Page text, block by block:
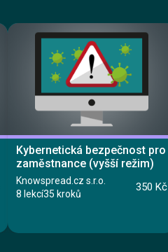
Kybernetická bezpečnost pro
zaměstnance (vyšší režim)
Knowspread.cz s.r.o.
8 lekcí35 kroků
350 Kč